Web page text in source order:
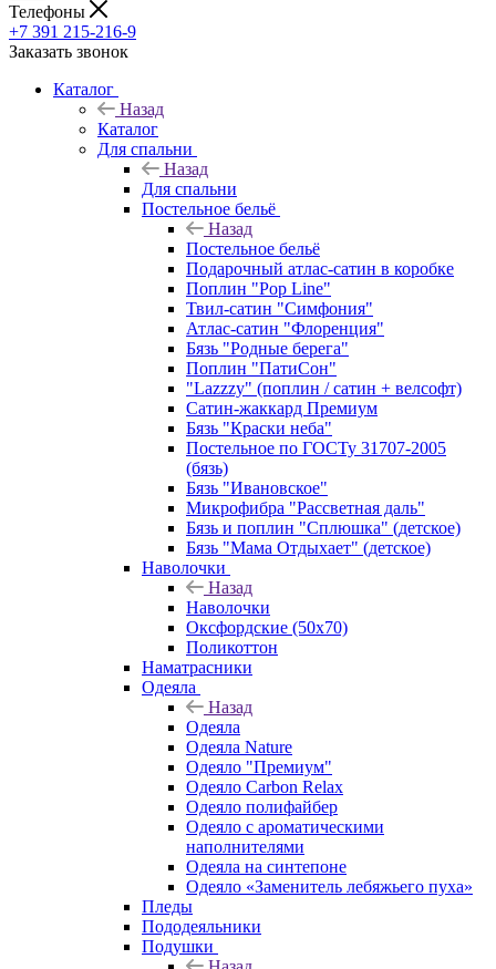
Телефоны
+7 391 215-216-9
Заказать звонок
Каталог
Назад
Каталог
Для спальни
Назад
Для спальни
Постельное бельё
Назад
Постельное бельё
Подарочный атлас-сатин в коробке
Поплин "Pop Line"
Твил-сатин "Симфония"
Атлас-сатин "Флоренция"
Бязь "Родные берега"
Поплин "ПатиСон"
"Lazzzy" (поплин / сатин + велсофт)
Сатин-жаккард Премиум
Бязь "Краски неба"
Постельное по ГОСТу 31707-2005
(бязь)
Бязь "Ивановское"
Микрофибра "Рассветная даль"
Бязь и поплин "Сплюшка" (детское)
Бязь "Мама Отдыхает" (детское)
Наволочки
Назад
Наволочки
Оксфордские (50х70)
Поликоттон
Наматрасники
Одеяла
Назад
Одеяла
Одеяла Nature
Одеяло "Премиум"
Одеяло Carbon Relax
Одеяло полифайбер
Одеяло с ароматическими
наполнителями
Одеяла на синтепоне
Одеяло «Заменитель лебяжьего пуха»
Пледы
Пододеяльники
Подушки